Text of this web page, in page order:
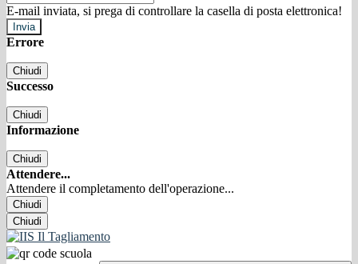
E-mail inviata, si prega di controllare la casella di posta elettronica!
Errore
Chiudi
Successo
Chiudi
Informazione
Chiudi
Attendere...
Attendere il completamento dell'operazione...
Chiudi
Chiudi